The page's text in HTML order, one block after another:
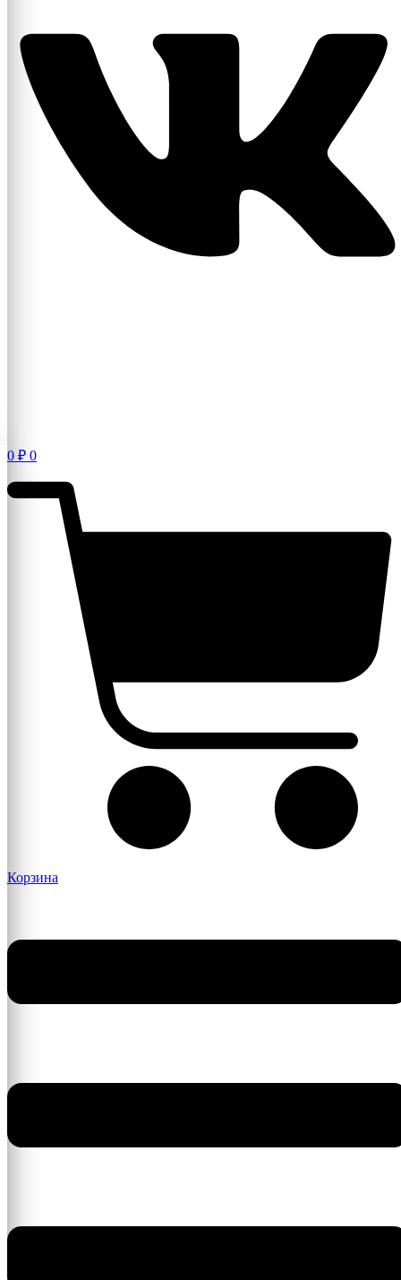
0 ₽ 0
Корзина